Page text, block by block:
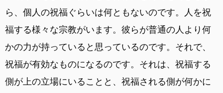
ら、個人の祝福ぐらいは何ともないのです。人を祝
福する様々な宗教がいます。彼らが普通の人より何
かの力が持っていると思っているのです。それで、
祝福が有効なものになるのです。それは、祝福する
側が上の立場にいることと、祝福される側が何かに